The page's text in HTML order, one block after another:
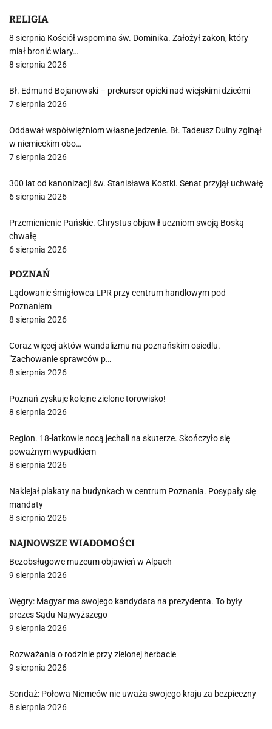
RELIGIA
8 sierpnia Kościół wspomina św. Dominika. Założył zakon, który
miał bronić wiary…
8 sierpnia 2026
Bł. Edmund Bojanowski – prekursor opieki nad wiejskimi dziećmi
7 sierpnia 2026
Oddawał współwięźniom własne jedzenie. Bł. Tadeusz Dulny zginął
w niemieckim obo…
7 sierpnia 2026
300 lat od kanonizacji św. Stanisława Kostki. Senat przyjął uchwałę
6 sierpnia 2026
Przemienienie Pańskie. Chrystus objawił uczniom swoją Boską
chwałę
6 sierpnia 2026
POZNAŃ
Lądowanie śmigłowca LPR przy centrum handlowym pod
Poznaniem
8 sierpnia 2026
Coraz więcej aktów wandalizmu na poznańskim osiedlu.
"Zachowanie sprawców p…
8 sierpnia 2026
Poznań zyskuje kolejne zielone torowisko!
8 sierpnia 2026
Region. 18-latkowie nocą jechali na skuterze. Skończyło się
poważnym wypadkiem
8 sierpnia 2026
Naklejał plakaty na budynkach w centrum Poznania. Posypały się
mandaty
8 sierpnia 2026
NAJNOWSZE WIADOMOŚCI
Bezobsługowe muzeum objawień w Alpach
9 sierpnia 2026
Węgry: Magyar ma swojego kandydata na prezydenta. To były
prezes Sądu Najwyższego
9 sierpnia 2026
Rozważania o rodzinie przy zielonej herbacie
9 sierpnia 2026
Sondaż: Połowa Niemców nie uważa swojego kraju za bezpieczny
8 sierpnia 2026